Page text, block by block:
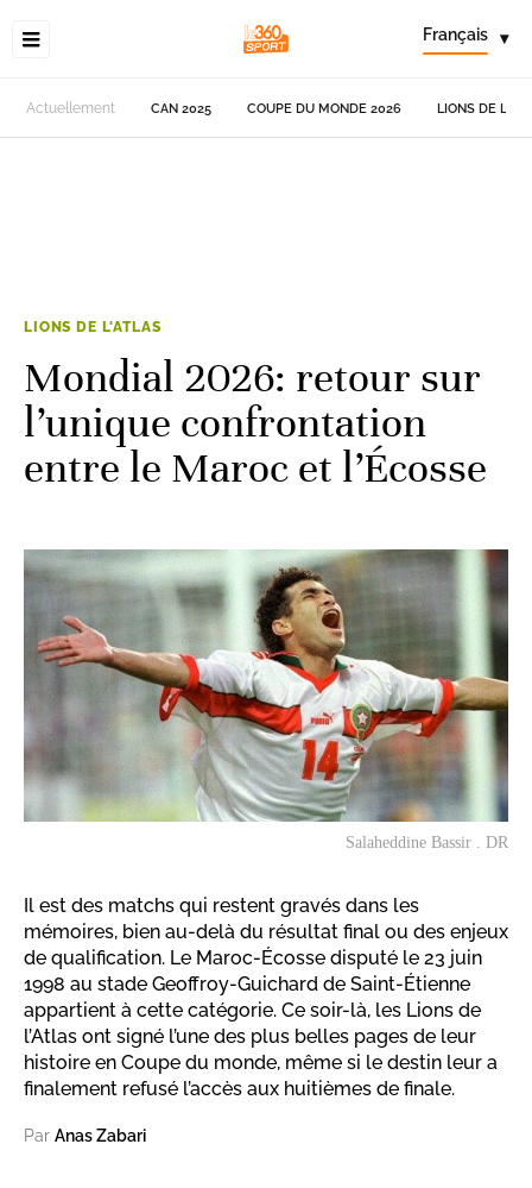
Français ▾
Actuellement CAN 2025 COUPE DU MONDE 2026 LIONS DE
LIONS DE L'ATLAS
Mondial 2026: retour sur
l’unique confrontation
entre le Maroc et l’Écosse
Salaheddine Bassir . DR
Il est des matchs qui restent gravés dans les
mémoires, bien au-delà du résultat final ou des enjeux
de qualification. Le Maroc-Écosse disputé le 23 juin
1998 au stade Geoffroy-Guichard de Saint-Étienne
appartient à cette catégorie. Ce soir-là, les Lions de
l’Atlas ont signé l’une des plus belles pages de leur
histoire en Coupe du monde, même si le destin leur a
finalement refusé l’accès aux huitièmes de finale.
Par Anas Zabari